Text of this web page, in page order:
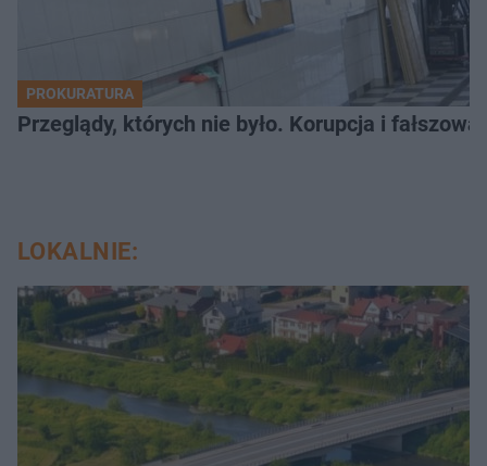
PROKURATURA
Przeglądy, których nie było. Korupcja i
LOKALNIE: